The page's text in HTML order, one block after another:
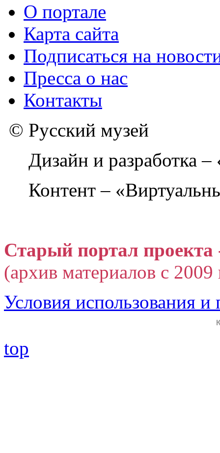
О портале
Карта сайта
Подписаться на
Пресса о нас
Контакты
© Русский музей
Дизайн и разработка
Контент –
Старый портал
(архив материалов с
Условия использования
top